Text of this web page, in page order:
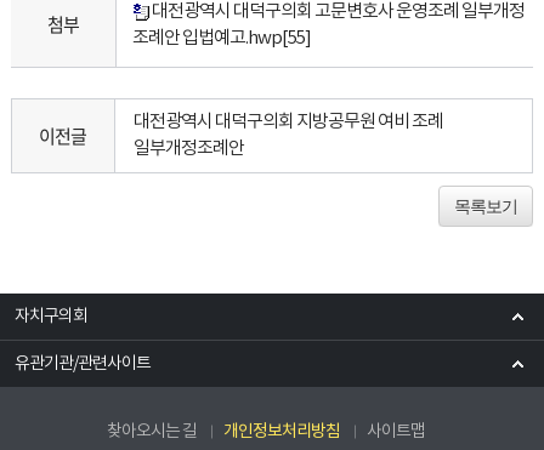
첨부
대전광역시 대덕구의회 고문변호사 운영조례 일부개정
조례안 입법예고.hwp[55]
이전글
대전광역시 대덕구의회 지방공무원 여비 조례
일부개정조례안
목록보기
자치구의회
유관기관/관련사이트
찾아오시는 길 개인정보처리방침 사이트맵